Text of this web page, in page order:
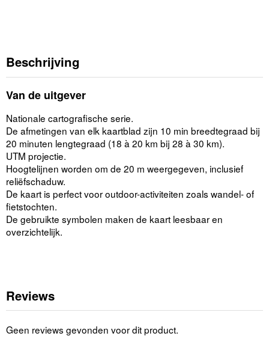
Beschrijving
Van de uitgever
Nationale cartografische serie.
De afmetingen van elk kaartblad zijn 10 min breedtegraad bij
20 minuten lengtegraad (18 à 20 km bij 28 à 30 km).
UTM projectie.
Hoogtelijnen worden om de 20 m weergegeven, inclusief
reliëfschaduw.
De kaart is perfect voor outdoor-activiteiten zoals wandel- of
fietstochten.
De gebruikte symbolen maken de kaart leesbaar en
overzichtelijk.
Reviews
Geen reviews gevonden voor dit product.